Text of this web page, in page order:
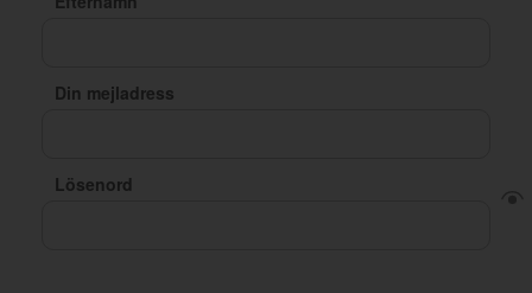
Din mejladress
Lösenord